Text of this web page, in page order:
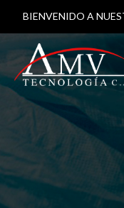
BIENVENIDO A